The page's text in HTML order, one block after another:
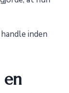
inden
en